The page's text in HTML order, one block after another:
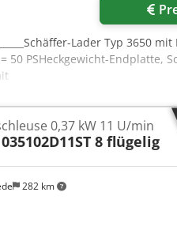
Lader Typ 3650 mit
50 PSHeckgewicht-Endplatte,
in
Arbeitsmaschineselbstfahrend
LED 800
15.0/55-17 AS 6-
282 km
0,37 kW 11 U/min
035102D11ST 8 flügelig